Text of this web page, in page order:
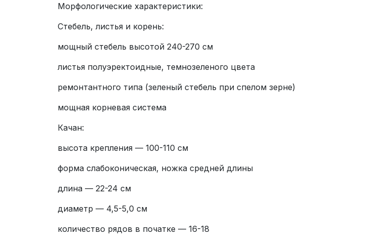
Морфологические характеристики:
Стебель, листья и корень:
мощный стебель высотой 240-270 см
листья полуэректоидные, темнозеленого цвета
ремонтантного типа (зеленый стебель при спелом зерне)
мощная корневая система
Качан:
высота крепления — 100-110 см
форма слабоконическая, ножка средней длины
длина — 22-24 см
диаметр — 4,5-5,0 см
количество рядов в початке — 16-18